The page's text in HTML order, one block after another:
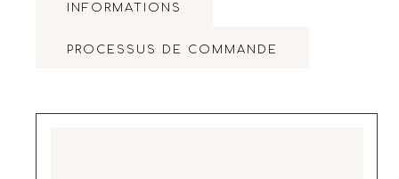
INFORMATIONS
PROCESSUS DE COMMANDE